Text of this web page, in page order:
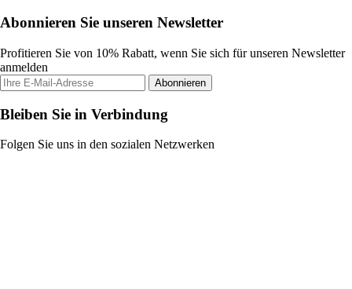
Abonnieren Sie unseren Newsletter
Profitieren Sie von 10% Rabatt, wenn Sie sich für unseren Newsletter
anmelden
Abonnieren
Bleiben Sie in Verbindung
Folgen Sie uns in den sozialen Netzwerken